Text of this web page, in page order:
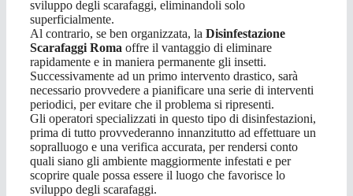
sviluppo degli scarafaggi, eliminandoli solo
superficialmente.
Al contrario, se ben organizzata, la Disinfestazione
Scarafaggi Roma offre il vantaggio di eliminare
rapidamente e in maniera permanente gli insetti.
Successivamente ad un primo intervento drastico, sarà
necessario provvedere a pianificare una serie di interventi
periodici, per evitare che il problema si ripresenti.
Gli operatori specializzati in questo tipo di disinfestazioni,
prima di tutto provvederanno innanzitutto ad effettuare un
sopralluogo e una verifica accurata, per rendersi conto
quali siano gli ambiente maggiormente infestati e per
scoprire quale possa essere il luogo che favorisce lo
sviluppo degli scarafaggi.